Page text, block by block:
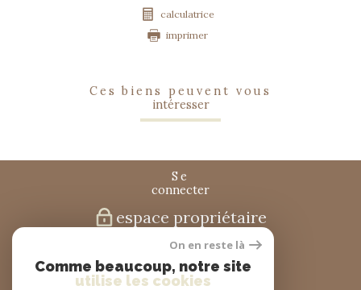
calculatrice
imprimer
ces biens peuvent vous
intéresser
se
connecter
espace propriétaire
nous
suivre
On en reste là
Comme beaucoup, notre site
utilise les cookies